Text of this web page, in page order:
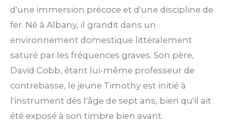
d'une immersion précoce et d'une discipline de
fer. Né à Albany, il grandit dans un
environnement domestique littéralement
saturé par les fréquences graves. Son père,
David Cobb, étant lui-même professeur de
contrebasse, le jeune Timothy est initié à
l'instrument dès l'âge de sept ans, bien qu'il ait
été exposé à son timbre bien avant.